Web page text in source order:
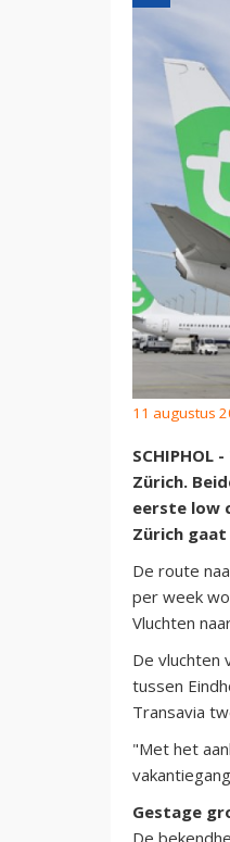
11 augustus
Zürich.
eerste low
Zürich
De route
per week
Vluchten
De vluchten
tussen
Transavia
"Met het
Gestage
De